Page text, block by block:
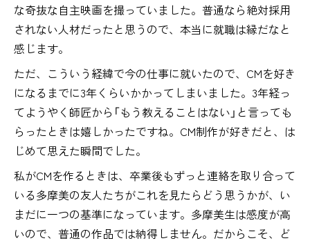
な奇抜な自主映画を撮っていました。普通なら絶対採用
されない人材だったと思うので、本当に就職は縁だなと
感じます。
ただ、こういう経緯で今の仕事に就いたので、CMを好き
になるまでに3年くらいかかってしまいました。3年経っ
てようやく師匠から「もう教えることはない」と言っても
らったときは嬉しかったですね。CM制作が好きだと、は
じめて思えた瞬間でした。
私がCMを作るときは、卒業後もずっと連絡を取り合って
いる多摩美の友人たちがこれを見たらどう思うかが、い
まだに一つの基準になっています。多摩美生は感度が高
いので、普通の作品では納得しません。だからこそ、ど